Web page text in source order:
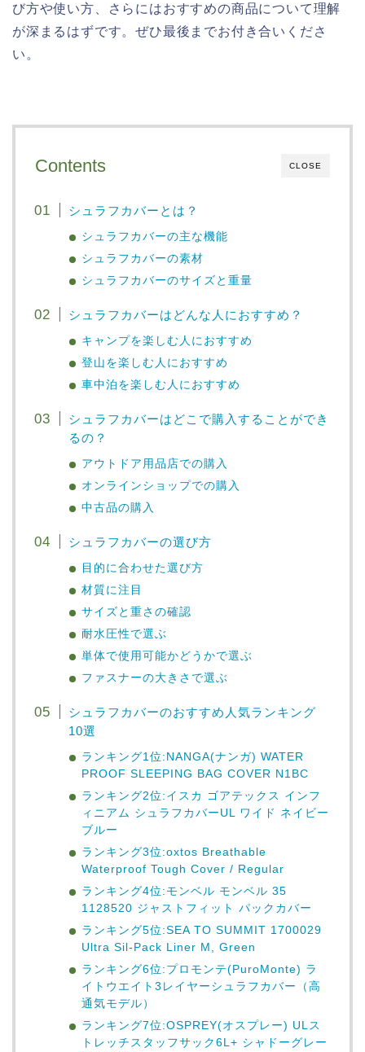
び方や使い方、さらにはおすすめの商品について理解
が深まるはずです。ぜひ最後までお付き合いくださ
い。
CLOSE
Contents
シュラフカバーとは？
シュラフカバーの主な機能
シュラフカバーの素材
シュラフカバーのサイズと重量
シュラフカバーはどんな人におすすめ？
キャンプを楽しむ人におすすめ
登山を楽しむ人におすすめ
車中泊を楽しむ人におすすめ
シュラフカバーはどこで購入することができ
るの？
アウトドア用品店での購入
オンラインショップでの購入
中古品の購入
シュラフカバーの選び方
目的に合わせた選び方
材質に注目
サイズと重さの確認
耐水圧性で選ぶ
単体で使用可能かどうかで選ぶ
ファスナーの大きさで選ぶ
シュラフカバーのおすすめ人気ランキング
10選
ランキング1位:NANGA(ナンガ) WATER
PROOF SLEEPING BAG COVER N1BC
ランキング2位:イスカ ゴアテックス インフ
ィニアム シュラフカバーUL ワイド ネイビー
ブルー
ランキング3位:oxtos Breathable
Waterproof Tough Cover / Regular
ランキング4位:モンベル モンベル 35
1128520 ジャストフィット パックカバー
ランキング5位:SEA TO SUMMIT 1700029
Ultra Sil-Pack Liner M, Green
ランキング6位:プロモンテ(PuroMonte) ラ
イトウエイト3レイヤーシュラフカバー（高
通気モデル）
ランキング7位:OSPREY(オスプレー) ULス
トレッチスタッフサック6L+ シャドーグレー